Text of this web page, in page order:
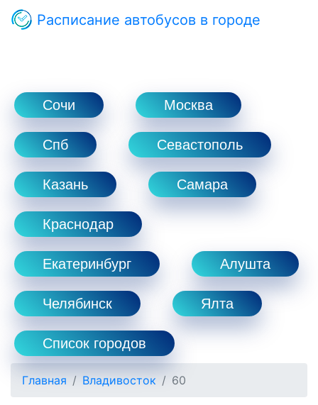
Расписание автобусов в городе
Сочи Москва
Спб Севастополь
Казань Самара
Краснодар
Екатеринбург Алушта
Челябинск Ялта
Список городов
Главная Владивосток 60